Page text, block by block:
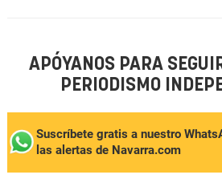
APÓYANOS PARA
PERIODISMO
Suscríbete gratis a nuestro
las alertas de Navarra.com